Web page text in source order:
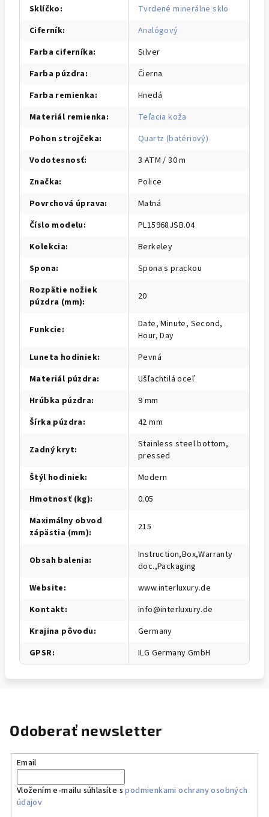
Sklíčko:
Tvrdené minerálne sklo
Ciferník:
Analógový
Farba ciferníka:
Silver
Farba púzdra:
Čierna
Farba remienka:
Hnedá
Materiál remienka:
Teľacia koža
Pohon strojčeka:
Quartz (batériový)
Vodotesnosť:
3 ATM / 30 m
Značka:
Police
Povrchová úprava:
Matná
Číslo modelu:
PL15968JSB.04
Kolekcia:
Berkeley
Spona:
Spona s prackou
Rozpätie nožiek
púzdra (mm): 20
Funkcie:
Date, Minute, Second,
Hour, Day
Luneta hodiniek:
Pevná
Materiál púzdra:
Ušľachtilá oceľ
Hrúbka púzdra:
9 mm
Šírka púzdra: 42 mm
Zadný kryt:
Stainless steel bottom,
pressed
Štýl hodiniek:
Modern
Hmotnosť (kg):
0.05
Maximálny obvod
zápästia (mm): 215
Obsah balenia:
Instruction,Box,Warranty
doc.,Packaging
Website:
www.interluxury.de
Kontakt:
info@interluxury.de
Krajina pôvodu:
Germany
GPSR: ILG Germany GmbH
Odoberať newsletter
Email
Vložením e-mailu súhlasíte spodmienkami ochrany osobných
údajov